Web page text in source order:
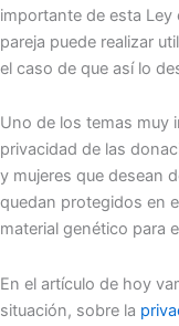
importante de esta Ley
pareja puede realizar
el caso de que así lo
Uno de los temas muy
privacidad de las
y mujeres que desean
quedan protegidos en
material genético para
En el artículo de hoy
situación, sobre la